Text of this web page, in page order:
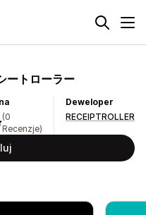
ートローラー
(0
Recenzje)
Deweloper
RECEIPTROLLER